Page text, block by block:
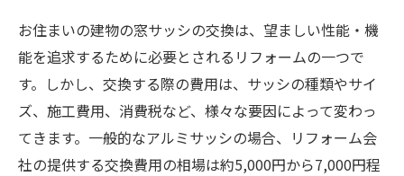
お住まいの建物の窓サッシの交換は、望ましい性能・機
能を追求するために必要とされるリフォームの一つで
す。しかし、交換する際の費用は、サッシの種類やサイ
ズ、施工費用、消費税など、様々な要因によって変わっ
てきます。一般的なアルミサッシの場合、リフォーム会
社の提供する交換費用の相場は約5,000円から7,000円程